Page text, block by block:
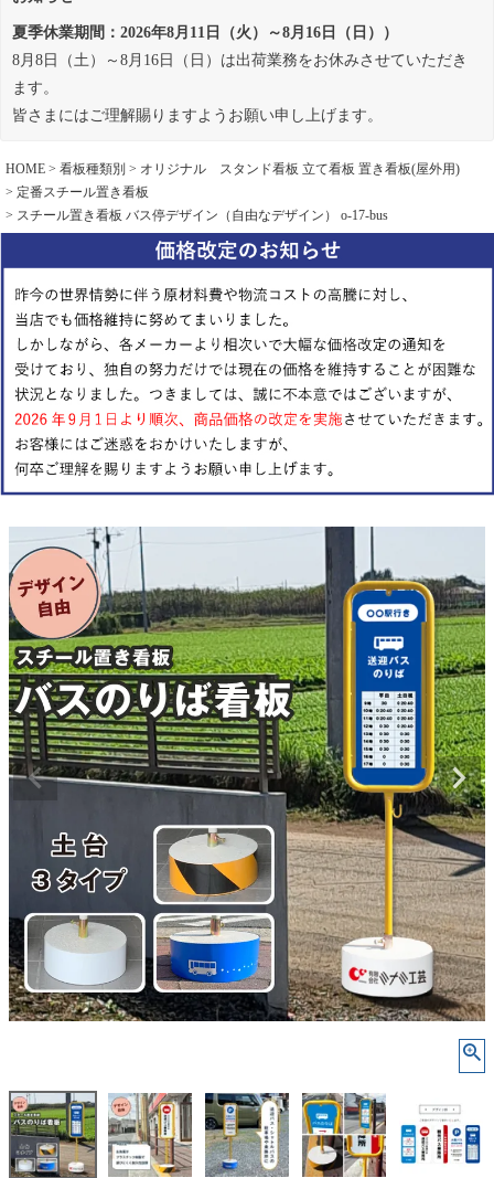
夏季休業期間：2026年8月11日（火）～8月16日（日））
8月8日（土）～8月16日（日）は出荷業務をお休みさせていただき
ます。
皆さまにはご理解賜りますようお願い申し上げます。
HOME 看板種類別
オリジナル スタンド看板 立て看板 置き看板(屋外用)
定番スチール置き看板
スチール置き看板 バス停デザイン（自由なデザイン） o-17-bus